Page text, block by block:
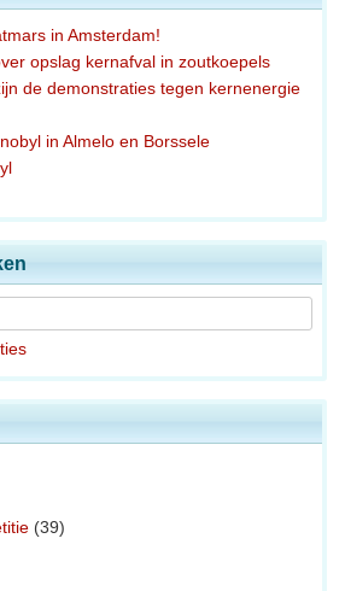
in Amsterdam!
opslag kernafval in zoutkoepels
de demonstraties tegen kernenergie
in Almelo en Borssele
(39)